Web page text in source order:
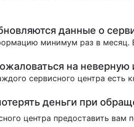
данные о
минимум раз в месяц.
на
сервисного центра
деньги при
центра предоставить